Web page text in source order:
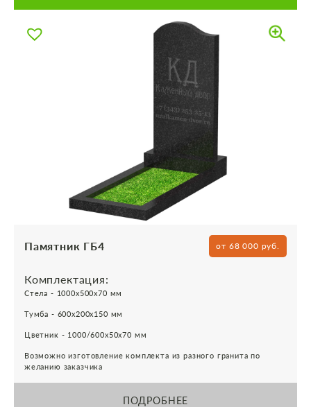
Памятник ГБ4 от 68 000 руб.
Комплектация:
Стела - 1000х500х70 мм
Тумба - 600х200х150 мм
Цветник - 1000/600х50х70 мм
Возможно изготовление комплекта из разного гранита по
желанию заказчика
ПОДРОБНЕЕ